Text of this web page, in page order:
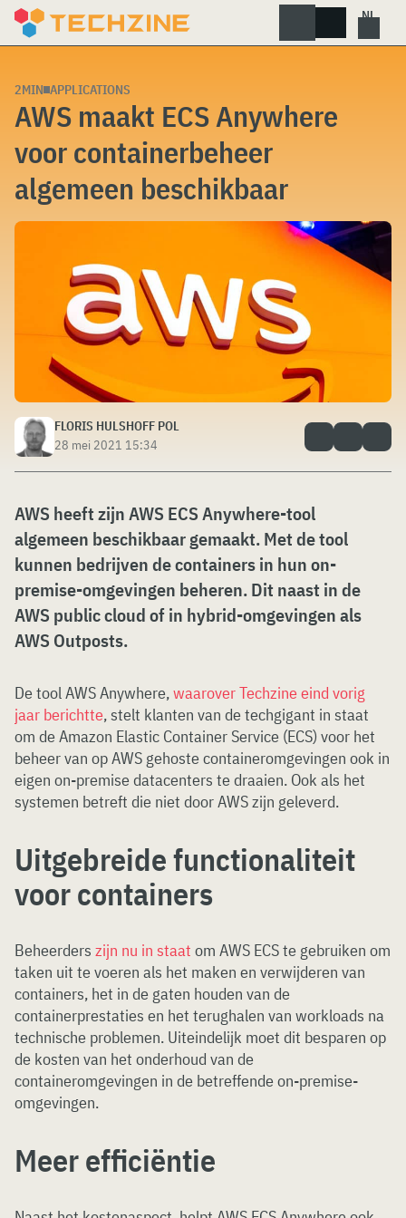
Skip
2MIN APPLICATIONS
AWS maakt ECS Anywhere
voor containerbeheer
algemeen beschikbaar
FLORIS HULSHOFF POL
28 mei 2021 15:34
AWS heeft zijn AWS ECS Anywhere-tool
algemeen beschikbaar gemaakt. Met de tool
kunnen bedrijven de containers in hun on-
premise-omgevingen beheren. Dit naast in de
AWS public cloud of in hybrid-omgevingen als
AWS Outposts.
De tool AWS Anywhere,waarover Techzine eind vorig
jaar berichtte, stelt klanten van de techgigant in staat
om de Amazon Elastic Container Service (ECS) voor het
beheer van op AWS gehoste containeromgevingen ook in
eigen on-premise datacenters te draaien. Ook als het
systemen betreft die niet door AWS zijn geleverd.
Uitgebreide functionaliteit
voor containers
Beheerders zijn nu in staat om AWS ECS te gebruiken om
taken uit te voeren als het maken en verwijderen van
containers, het in de gaten houden van de
containerprestaties en het terughalen van workloads na
technische problemen. Uiteindelijk moet dit besparen op
de kosten van het onderhoud van de
containeromgevingen in de betreffende on-premise-
omgevingen.
Meer efficiëntie